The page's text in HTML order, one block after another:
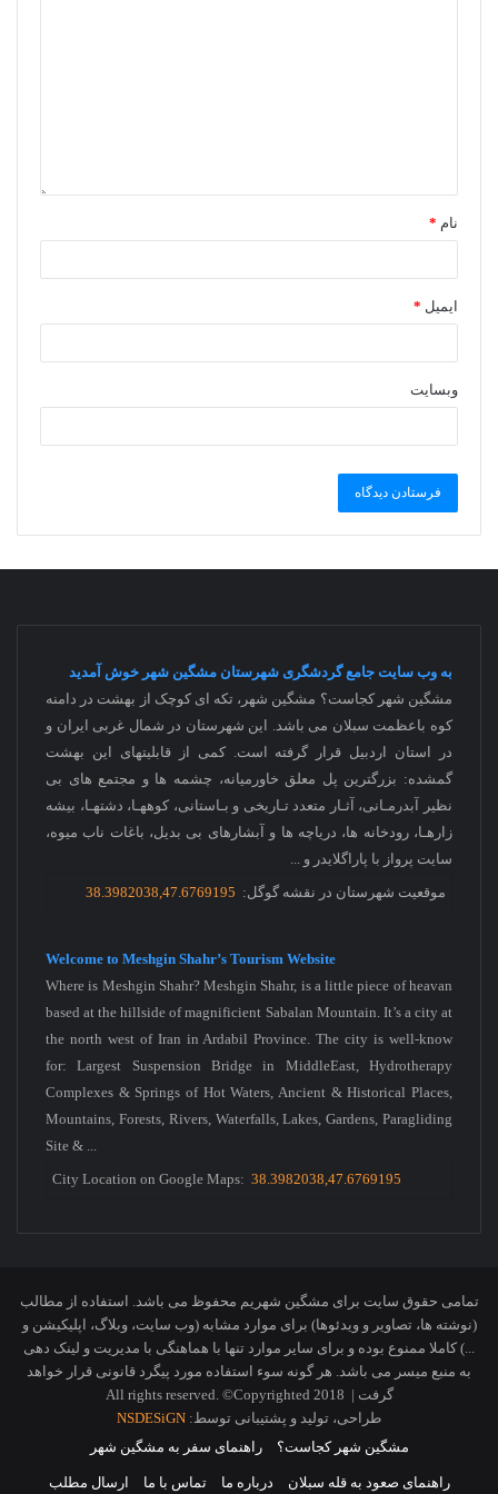
نام *
ایمیل *
وبسایت
به وب سایت جامع گردشگری شهرستان مشگین شهر خوش آمدید
مشگین شهر کجاست؟ مشگین شهر، تکه ای کوچک از بهشت در دامنه
کوه باعظمت سبلان می باشد. این شهرستان در شمال غربی ایران و
در استان اردبیل قرار گرفته است. کمی از قابلیتهای این بهشت
گمشده: بزرگترین پل معلق خاورمیانه، چشمه ها و مجتمع های بی
نظیر آبدرمـانی، آثـار متعدد تـاریخی و بـاستانی، کوههـا، دشتهـا، بیشه
زارهـا، رودخانه ها، دریاچه ها و آبشارهای بی بدیل، باغات ناب میوه،
سایت پرواز با پاراگلایدر و ...
موقعیت شهرستان در نقشه گوگل: 38.3982038,47.6769195
Welcome to Meshgin Shahr’s Tourism Website
Where is Meshgin Shahr? Meshgin Shahr, is a little piece of heavan
based at the hillside of magnificient Sabalan Mountain. It’s a city at
the north west of Iran in Ardabil Province. The city is well-know
for: Largest Suspension Bridge in MiddleEast, Hydrotherapy
Complexes & Springs of Hot Waters, Ancient & Historical Places,
Mountains, Forests, Rivers, Waterfalls, Lakes, Gardens, Paragliding
Site & ...
City Location on Google Maps:38.3982038,47.6769195
تمامی حقوق سایت برای مشگین شهریم محفوظ می باشد. استفاده از مطالب
(نوشته ها، تصاویر و ویدئوها) برای موارد مشابه (وب سایت، وبلاگ، اپلیکیشن و
...) کاملا ممنوع بوده و برای سایر موارد تنها با هماهنگی با مدیریت و لینک دهی
به منبع میسر می باشد. هر گونه سوء استفاده مورد پیگرد قانونی قرار خواهد
گرفت | All rights reserved. ©Copyrighted 2018
طراحی، تولید و پشتیبانی توسط: NSDESiGN
مشگین شهر کجاست؟
راهنمای سفر به مشگین شهر
راهنمای صعود به قله سبلان درباره ما تماس با ما ارسال مطلب